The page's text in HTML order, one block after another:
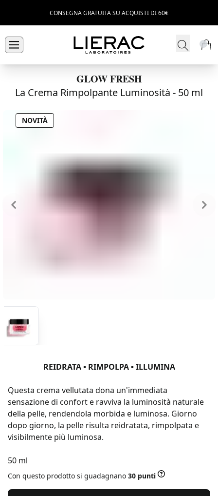
CONSEGNA GRATUITA SU ACQUISTI DI 60€
GLOW FRESH
La Crema Rimpolpante Luminosità - 50 ml
NOVITÀ
REIDRATA • RIMPOLPA • ILLUMINA
Questa crema vellutata dona un'immediata
sensazione di confort e ravviva la luminosità naturale
della pelle, rendendola morbida e luminosa. Giorno
dopo giorno, la pelle risulta reidratata, rimpolpata e
visibilmente più luminosa.
50 ml
Con questo prodotto si guadagnano 30 punti